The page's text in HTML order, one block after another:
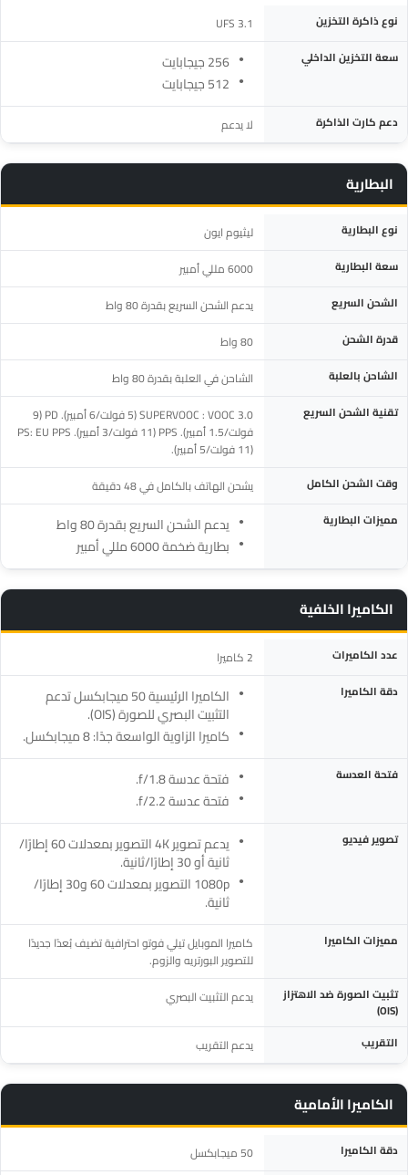
المواصفةالتفاصيل
نوع ذاكرة التخزين UFS 3.1
سعة التخزين الداخلي
256 جيجابايت
512 جيجابايت
دعم كارت الذاكرة لا يدعم
البطارية
المواصفة التفاصيلنوع البطارية ليثيوم ايون
سعة البطارية 6000 مللي أمبير
الشحن السريع يدعم الشحن السريع بقدرة 80 واط
قدرة الشحن 80 واط
الشاحن بالعلبة الشاحن في العلبة بقدرة 80 واط
تقنية الشحن السريع
SUPERVOOC : VOOC 3.0 (5 فولت/6 أمبير). PD (9
فولت/1.5 أمبير). PPS (11 فولت/3 أمبير). PS: EU PPS
(11 فولت/5 أمبير).
وقت الشحن الكامل يشحن الهاتف بالكامل في 48 دقيقة
مميزات البطارية
يدعم الشحن السريع بقدرة 80 واط
بطارية ضخمة 6000 مللي أمبير
الكاميرا الخلفية
المواصفة التفاصيلعدد الكاميرات 2 كاميرا
دقة الكاميرا الكاميرا الرئيسية 50 ميجابكسل تدعم
التثبيت البصري للصورة (OIS).
كاميرا الزاوية الواسعة جدًا: 8 ميجابكسل.
فتحة العدسة
فتحة عدسة f/1.8.
فتحة عدسة f/2.2.
تصوير فيديو يدعم تصوير 4K التصوير بمعدلات 60 إطارًا/
ثانية أو 30 إطارًا/ثانية.
1080p التصوير بمعدلات 60 و30 إطارًا/
ثانية.
مميزات الكاميرا
كاميرا الموبايل تيلي فوتو احترافية تضيف بُعدًا جديدًا
للتصوير البورتريه والزوم.
تثبيت الصورة ضد الاهتزاز
(OIS)
يدعم التثبيت البصري
التقريب يدعم التقريب
الكاميرا الأمامية
المواصفة التفاصيلدقة الكاميرا 50 ميجابكسل